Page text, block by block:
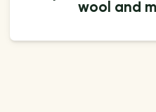
wool and